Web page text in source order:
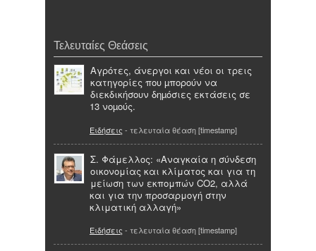
Τελευταίες Θεάσεις
Αγρότες, άνεργοι και νέοι οι τρεις
κατηγορίες που µπορούν να
διεκδικήσουν δηµόσιες εκτάσεις σε
13 νοµούς.
Ειδήσεις - τελευταία θέαση [timestamp]
Σ. Φάμελλος: «Αναγκαία η σύνδεση
οικονομίας και κλίματος και για τη
μείωση των εκπομπών CO2, αλλά
και για την προσαρμογή στην
κλιματική αλλαγή»
Ειδήσεις - τελευταία θέαση [timestamp]